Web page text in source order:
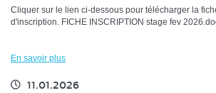
Cliquer sur le lien ci-dessous pour télécharger la
d'inscription. FICHE INSCRIPTION stage fev
En savoir plus
11.01.2026